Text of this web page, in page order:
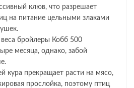
клюв, что разрешает
на питание цельными злаками
бройлеры Кобб 500
месяца, однако, забой
кура прекращает расти на мясо,
прослойка, поэтому птиц